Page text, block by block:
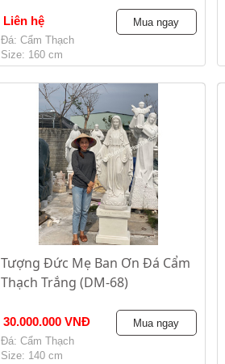
Liên hệ
Đá: Cẩm Thạch
Size: 160 cm
Mua ngay
Tượng Đức Mẹ Ban Ơn Đá Cẩm
Thạch Trắng (DM-68)
30.000.000 VNĐ
Đá: Cẩm Thạch
Size: 140 cm
Mua ngay